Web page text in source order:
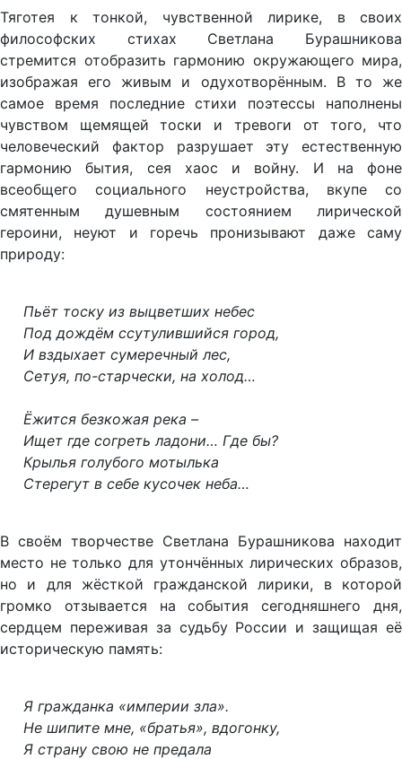
Тяготея к тонкой, чувственной лирике, в своих
философских стихах Светлана Бурашникова
стремится отобразить гармонию окружающего мира,
изображая его живым и одухотворённым. В то же
самое время последние стихи поэтессы наполнены
чувством щемящей тоски и тревоги от того, что
человеческий фактор разрушает эту естественную
гармонию бытия, сея хаос и войну. И на фоне
всеобщего социального неустройства, вкупе со
смятенным душевным состоянием лирической
героини, неуют и горечь пронизывают даже саму
природу:
Пьёт тоску из выцветших небес
Под дождём ссутулившийся город,
И вздыхает сумеречный лес,
Сетуя, по-старчески, на холод…
Ёжится безкожая река –
Ищет где согреть ладони… Где бы?
Крылья голубого мотылька
Стерегут в себе кусочек неба…
В своём творчестве Светлана Бурашникова находит
место не только для утончённых лирических образов,
но и для жёсткой гражданской лирики, в которой
громко отзывается на события сегодняшнего дня,
сердцем переживая за судьбу России и защищая её
историческую память:
Я гражданка «империи зла».
Не шипите мне, «братья», вдогонку,
Я страну свою не предала